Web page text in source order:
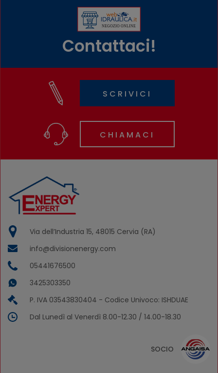
Contattaci!
SCRIVICI
CHIAMACI
Via dell’Industria 15, 48015 Cervia (RA)
info@divisionenergy.com
05441676500
3425303350
P. IVA 03543830404 - Codice Univoco: ISHDUAE
Dal Lunedì al Venerdì 8.00-12.30 / 14.00-18.30
SOCIO